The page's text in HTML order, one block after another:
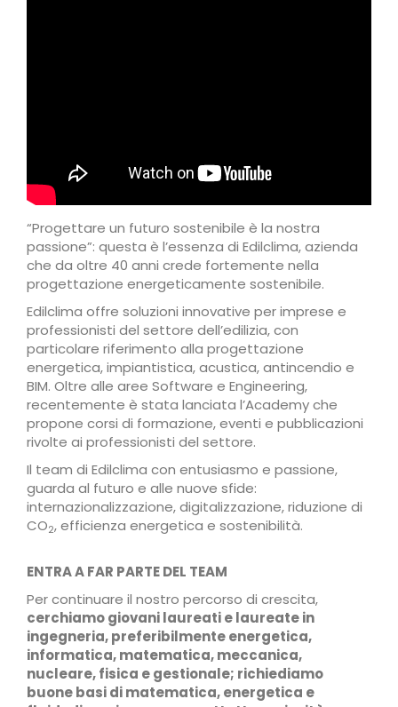
“Progettare un futuro sostenibile è la nostra
passione”: questa è l’essenza di Edilclima, azienda
che da oltre 40 anni crede fortemente nella
progettazione energeticamente sostenibile.
Edilclima offre soluzioni innovative per imprese e
professionisti del settore dell’edilizia, con
particolare riferimento alla progettazione
energetica, impiantistica, acustica, antincendio e
BIM. Oltre alle aree Software e Engineering,
recentemente è stata lanciata l’Academy che
propone corsi di formazione, eventi e pubblicazioni
rivolte ai professionisti del settore.
Il team di Edilclima con entusiasmo e passione,
guarda al futuro e alle nuove sfide:
internazionalizzazione, digitalizzazione, riduzione di
CO2, efficienza energetica e sostenibilità.
ENTRA A FAR PARTE DEL TEAM
Per continuare il nostro percorso di crescita,
cerchiamo giovani laureati e laureate in
ingegneria, preferibilmente energetica,
informatica, matematica, meccanica,
nucleare, fisica e gestionale; richiediamo
buone basi di matematica, energetica e